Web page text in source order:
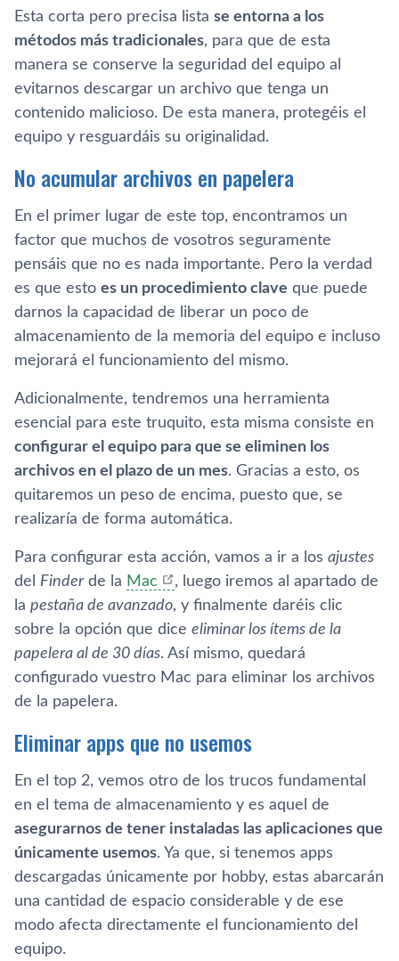
Esta corta pero precisa lista se entorna a los
métodos más tradicionales, para que de esta
manera se conserve la seguridad del equipo al
evitarnos descargar un archivo que tenga un
contenido malicioso. De esta manera, protegéis el
equipo y resguardáis su originalidad.
No acumular archivos en papelera
En el primer lugar de este top, encontramos un
factor que muchos de vosotros seguramente
pensáis que no es nada importante. Pero la verdad
es que esto es un procedimiento clave que puede
darnos la capacidad de liberar un poco de
almacenamiento de la memoria del equipo e incluso
mejorará el funcionamiento del mismo.
Adicionalmente, tendremos una herramienta
esencial para este truquito, esta misma consiste en
configurar el equipo para que se eliminen los
archivos en el plazo de un mes. Gracias a esto, os
quitaremos un peso de encima, puesto que, se
realizaría de forma automática.
Para configurar esta acción, vamos a ir a los ajustes
del Finderde la Mac
, luego iremos al apartado de
la pestaña de avanzado, y finalmente daréis clic
sobre la opción que dice eliminar los ítems de la
papelera al de 30 días. Así mismo, quedará
configurado vuestro Mac para eliminar los archivos
de la papelera.
Eliminar apps que no usemos
En el top 2, vemos otro de los trucos fundamental
en el tema de almacenamiento y es aquel de
asegurarnos de tener instaladas las aplicaciones que
únicamente usemos. Ya que, si tenemos apps
descargadas únicamente por hobby, estas abarcarán
una cantidad de espacio considerable y de ese
modo afecta directamente el funcionamiento del
equipo.